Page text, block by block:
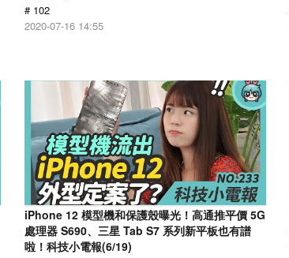
# 102
2020-07-16 14:55
iPhone 12 模型機和保護殼曝光！高通推平價 5G
處理器 S690、三星 Tab S7 系列新平板也有譜
啦！科技小電報(6/19)